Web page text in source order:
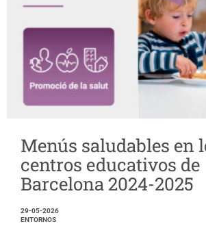
Menús saludables en
centros educativos de
Barcelona 2024-2025
29-05-2026
ENTORNOS